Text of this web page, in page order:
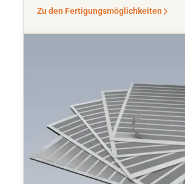
Zu den Fertigungsmöglichkeiten